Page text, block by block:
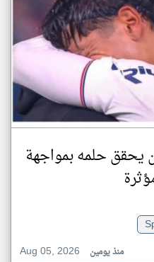
يحقق حلمه بمواجهة
Aug 05, 2026
منذ يومين